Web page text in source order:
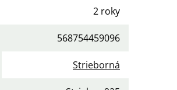
2 roky
568754459096
Strieborná